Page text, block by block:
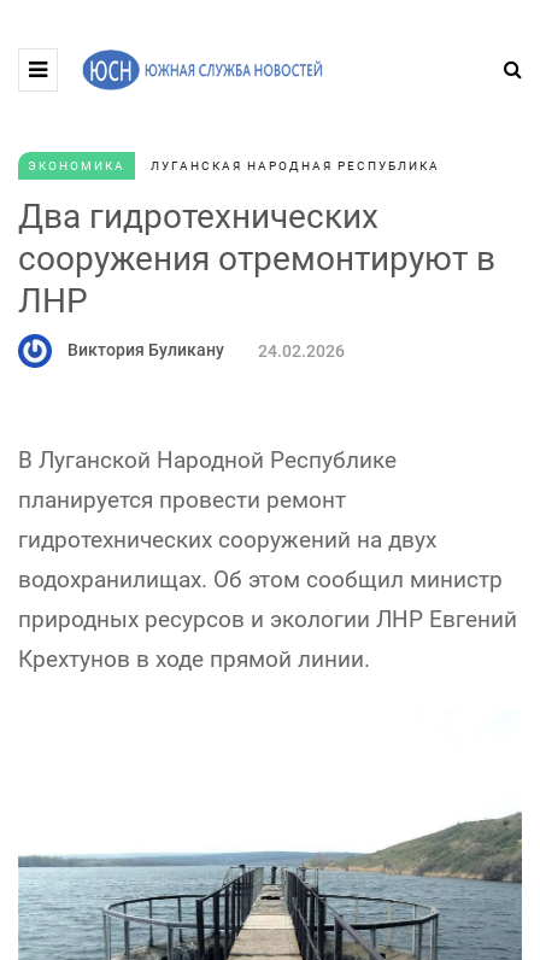
ЭКОНОМИКА ЛУГАНСКАЯ НАРОДНАЯ РЕСПУБЛИКА
Два гидротехнических
сооружения отремонтируют в
ЛНР
Виктория Буликану 24.02.2026
В Луганской Народной Республике
планируется провести ремонт
гидротехнических сооружений на двух
водохранилищах. Об этом сообщил министр
природных ресурсов и экологии ЛНР Евгений
Крехтунов в ходе прямой линии.